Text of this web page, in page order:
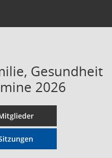
Gesundheit
2026